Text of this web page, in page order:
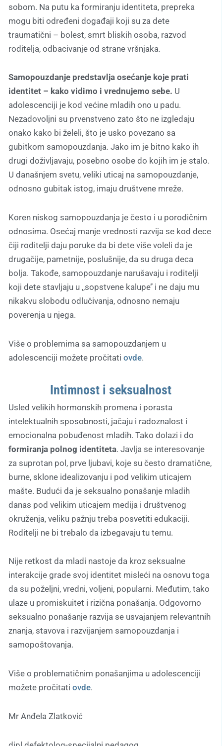
sobom. Na putu ka formiranju identiteta, prepreka
mogu biti određeni događaji koji su za dete
traumatični – bolest, smrt bliskih osoba, razvod
roditelja, odbacivanje od strane vršnjaka.
Samopouzdanje predstavlja osećanje koje prati
identitet – kako vidimo i vrednujemo sebe. U
adolescenciji je kod većine mladih ono u padu.
Nezadovoljni su prvenstveno zato što ne izgledaju
onako kako bi želeli, što je usko povezano sa
gubitkom samopouzdanja. Jako im je bitno kako ih
drugi doživljavaju, posebno osobe do kojih im je stalo.
U današnjem svetu, veliki uticaj na samopouzdanje,
odnosno gubitak istog, imaju društvene mreže.
Koren niskog samopouzdanja je često i u porodičnim
odnosima. Osećaj manje vrednosti razvija se kod dece
čiji roditelji daju poruke da bi dete više voleli da je
drugačije, pametnije, poslušnije, da su druga deca
bolja. Takođe, samopouzdanje narušavaju i roditelji
koji dete stavljaju u ,,sopstvene kalupe’’ i ne daju mu
nikakvu slobodu odlučivanja, odnosno nemaju
poverenja u njega.
Više o problemima sa samopouzdanjem u
adolescenciji možete pročitati ovde.
Intimnost i seksualnost
Usled velikih hormonskih promena i porasta
intelektualnih sposobnosti, jačaju i radoznalost i
emocionalna pobuđenost mladih. Tako dolazi i do
formiranja polnog identiteta. Javlja se interesovanje
za suprotan pol, prve ljubavi, koje su često dramatične,
burne, sklone idealizovanju i pod velikim uticajem
mašte. Budući da je seksualno ponašanje mladih
danas pod velikim uticajem medija i društvenog
okruženja, veliku pažnju treba posvetiti edukaciji.
Roditelji ne bi trebalo da izbegavaju tu temu.
Nije retkost da mladi nastoje da kroz seksualne
interakcije grade svoj identitet misleći na osnovu toga
da su poželjni, vredni, voljeni, popularni. Međutim, tako
ulaze u promiskuitet i rizična ponašanja. Odgovorno
seksualno ponašanje razvija se usvajanjem relevantnih
znanja, stavova i razvijanjem samopouzdanja i
samopoštovanja.
Više o problematičnim ponašanjima u adolescenciji
možete pročitati ovde.
Mr Anđela Zlatković